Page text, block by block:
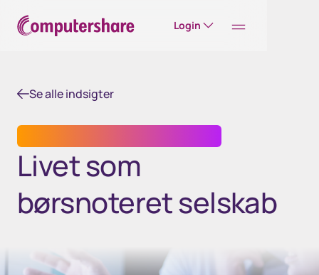
Login
Se alle indsigter
Livet som
børsnoteret selskab